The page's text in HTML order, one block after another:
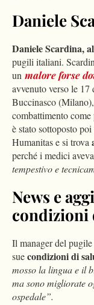
Daniele
Daniele Scardina,
pugili italiani.
un malore forse
avvenuto verso le
Buccinasco
combattimento
è stato sottoposto
Humanitas e si trova
perché i medici
tempestivo e
News e
condizioni
Il manager del
suecondizioni di
mosso la lingua e il
ma sono migliorate
ospedale”.